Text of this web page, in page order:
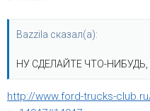
Bazzila сказал(а):
НУ СДЕЛАЙТЕ ЧТО-
http://www.ford-trucks-